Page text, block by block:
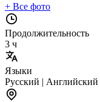
+ Все фото
Продолжительность
3 ч
Языки
Русский | Английский